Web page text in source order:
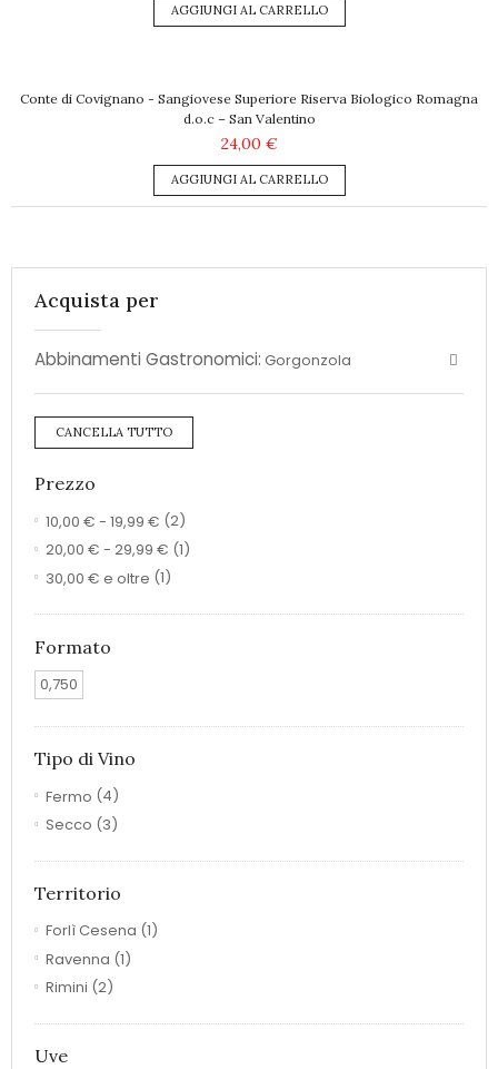
AGGIUNGI AL CARRELLO
Conte di Covignano - Sangiovese Superiore Riserva Biologico Romagna
d.o.c – San Valentino
24,00 €
AGGIUNGI AL CARRELLO
Acquista per
Abbinamenti Gastronomici: Gorgonzola
CANCELLA TUTTO
Prezzo
10,00 € - 19,99 € (2)
20,00 € - 29,99 € (1)
30,00 € e oltre (1)
Formato
0,750
Tipo di Vino
Fermo (4)
Secco (3)
Territorio
Forlì Cesena (1)
Ravenna (1)
Rimini (2)
Uve